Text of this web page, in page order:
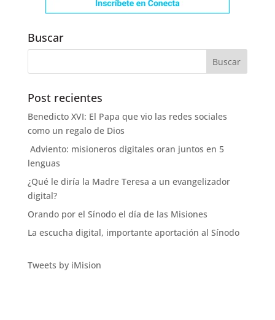
Buscar
Post recientes
Benedicto XVI: El Papa que vio las redes sociales
como un regalo de Dios
Adviento: misioneros digitales oran juntos en 5
lenguas
¿Qué le diría la Madre Teresa a un evangelizador
digital?
Orando por el Sínodo el día de las Misiones
La escucha digital, importante aportación al Sínodo
Tweets by iMision